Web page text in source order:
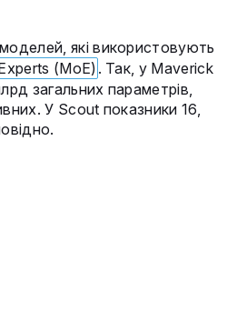
які використовують
(MoE). Так, у Maverick
загальних параметрів,
У Scout показники 16,